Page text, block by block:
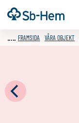
Till
innehållet
Framsida
FRAMSIDA VÅRA OBJEKT